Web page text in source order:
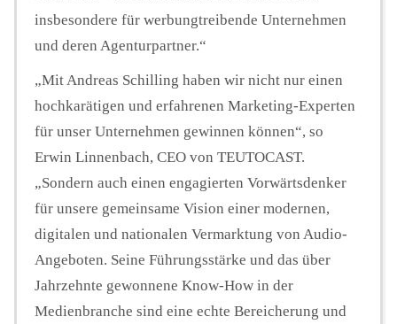
insbesondere für werbungtreibende Unternehmen
und deren Agenturpartner.“
„Mit Andreas Schilling haben wir nicht nur einen
hochkarätigen und erfahrenen Marketing-Experten
für unser Unternehmen gewinnen können“, so
Erwin Linnenbach, CEO von TEUTOCAST.
„Sondern auch einen engagierten Vorwärtsdenker
für unsere gemeinsame Vision einer modernen,
digitalen und nationalen Vermarktung von Audio-
Angeboten. Seine Führungsstärke und das über
Jahrzehnte gewonnene Know-How in der
Medienbranche sind eine echte Bereicherung und